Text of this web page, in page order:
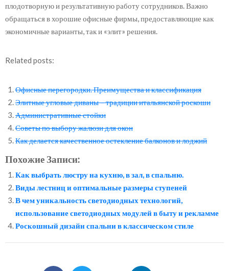
плодотворную и результативную работу сотрудников. Важно
обращаться в хорошие офисные фирмы, предоставляющие как
экономичные варианты, так и «элит» решения.
Related posts:
Офисные перегородки. Преимущества и классификация
Элитные угловые диваны – традиции итальянской роскоши
Административные стойки
Советы по выбору жалюзи для окон
Как делается качественное остекление балконов и лоджий
Похожие Записи:
Как выбрать люстру на кухню, в зал, в спальню.
Виды лестниц и оптимальные размеры ступеней
В чем уникальность светодиодных технологий,
использование светодиодных модулей в быту и рекламме
Роскошный дизайн спальни в классическом стиле